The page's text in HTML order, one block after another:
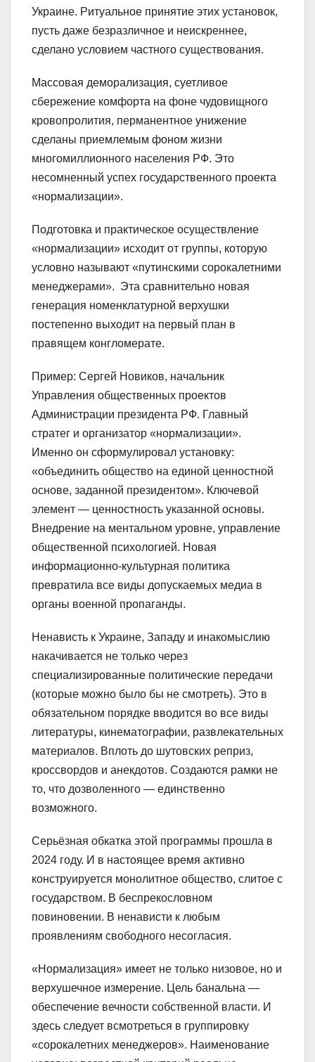
Украине. Ритуальное принятие этих установок,
пусть даже безразличное и неискреннее,
сделано условием частного существования.
Массовая деморализация, суетливое
сбережение комфорта на фоне чудовищного
кровопролития, перманентное унижение
сделаны приемлемым фоном жизни
многомиллионного населения РФ. Это
несомненный успех государственного проекта
«нормализации».
Подготовка и практическое осуществление
«нормализации» исходит от группы, которую
условно называют «путинскими сорокалетними
менеджерами». Эта сравнительно новая
генерация номенклатурной верхушки
постепенно выходит на первый план в
правящем конгломерате.
Пример: Сергей Новиков, начальник
Управления общественных проектов
Администрации президента РФ. Главный
стратег и организатор «нормализации».
Именно он сформулировал установку:
«объединить общество на единой ценностной
основе, заданной президентом». Ключевой
элемент — ценностность указанной основы.
Внедрение на ментальном уровне, управление
общественной психологией. Новая
информационно-культурная политика
превратила все виды допускаемых медиа в
органы военной пропаганды.
Ненависть к Украине, Западу и инакомыслию
накачивается не только через
специализированные политические передачи
(которые можно было бы не смотреть). Это в
обязательном порядке вводится во все виды
литературы, кинематографии, развлекательных
материалов. Вплоть до шутовских реприз,
кроссвордов и анекдотов. Создаются рамки не
то, что дозволенного — единственно
возможного.
Серьёзная обкатка этой программы прошла в
2024 году. И в настоящее время активно
конструируется монолитное общество, слитое с
государством. В беспрекословном
повиновении. В ненависти к любым
проявлениям свободного несогласия.
«Нормализация» имеет не только низовое, но и
верхушечное измерение. Цель банальна —
обеспечение вечности собственной власти. И
здесь следует всмотреться в группировку
«сорокалетних менеджеров». Наименование